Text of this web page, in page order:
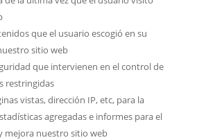
que el usuario escogió en su
sitio web
que intervienen en el control de
restringidas
vistas, dirección IP, etc, para la
agregadas e informes para el
mejora nuestro sitio web